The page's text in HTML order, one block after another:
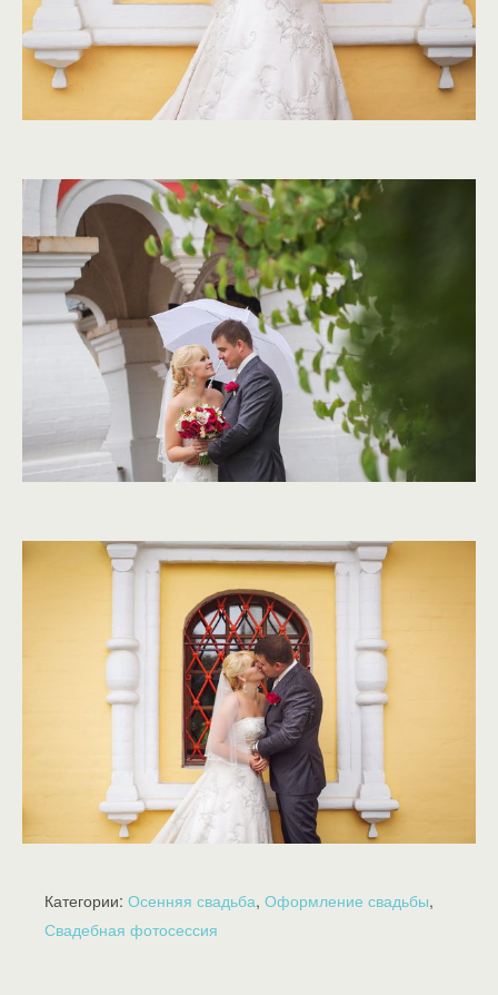
Категории: Осенняя свадьба, Оформление свадьбы,
Свадебная фотосессия